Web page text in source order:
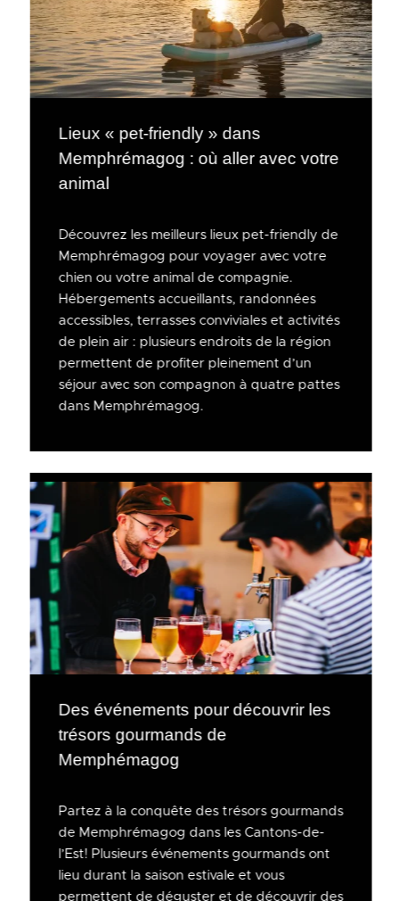
Lieux « pet-friendly » dans
Memphrémagog : où aller avec votre
animal
Découvrez les meilleurs lieux pet-friendly de
Memphrémagog pour voyager avec votre
chien ou votre animal de compagnie.
Hébergements accueillants, randonnées
accessibles, terrasses conviviales et activités
de plein air : plusieurs endroits de la région
permettent de profiter pleinement d’un
séjour avec son compagnon à quatre pattes
dans Memphrémagog.
Des événements pour découvrir les
trésors gourmands de
Memphémagog
Partez à la conquête des trésors gourmands
de Memphrémagog dans les Cantons-de-
l’Est! Plusieurs événements gourmands ont
lieu durant la saison estivale et vous
permettent de déguster et de découvrir des